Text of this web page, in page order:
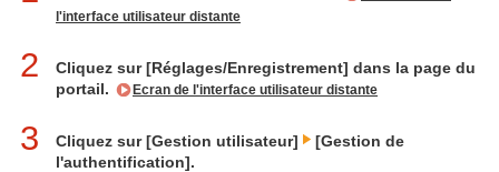
l'interface utilisateur distante
2
Cliquez sur [Réglages/Enregistrement] dans la page du
portail.
Ecran de l'interface utilisateur distante
3 Cliquez sur [Gestion utilisateur]
[Gestion de
l'authentification].